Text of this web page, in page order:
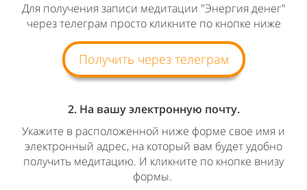
Для получения записи медитации "Энергия денег"
через телеграм просто кликните по кнопке ниже
Получить через телеграм
2. На вашу электронную почту.
Укажите в расположенной ниже форме свое имя и
электронный адрес, на который вам будет удобно
получить медитацию. И кликните по кнопке внизу
формы.